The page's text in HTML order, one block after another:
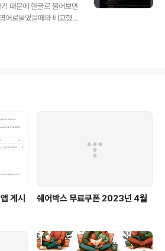
때문에 한글로 물어보면
어로물었을때와 비교했을
어로 번역하여 질문을
%ED%94%84%
%EC%
%EC%9E%90%E
게시
쉐어박스 무료쿠폰 2023년 4월